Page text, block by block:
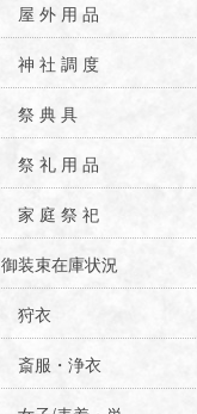
屋 外 用 品
神 社 調 度
祭 典 具
祭 礼 用 品
家 庭 祭 祀
御装束在庫状況
狩衣
斎服・浄衣